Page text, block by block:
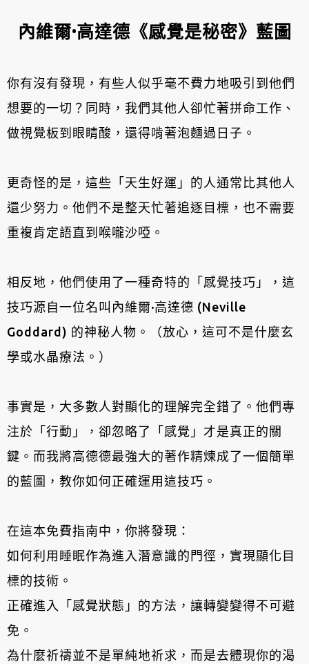
內維爾·高達德《感覺是秘密》藍圖
你有沒有發現，有些人似乎毫不費力地吸引到他們
想要的一切？同時，我們其他人卻忙著拼命工作、
做視覺板到眼睛酸，還得啃著泡麵過日子。
更奇怪的是，這些「天生好運」的人通常比其他人
還少努力。他們不是整天忙著追逐目標，也不需要
重複肯定語直到喉嚨沙啞。
相反地，他們使用了一種奇特的「感覺技巧」，這
技巧源自一位名叫內維爾·高達德 (Neville
Goddard) 的神秘人物。（放心，這可不是什麼玄
學或水晶療法。）
事實是，大多數人對顯化的理解完全錯了。他們專
注於「行動」，卻忽略了「感覺」才是真正的關
鍵。而我將高德德最強大的著作精煉成了一個簡單
的藍圖，教你如何正確運用這技巧。
在這本免費指南中，你將發現：
如何利用睡眠作為進入潛意識的門徑，實現顯化目
標的技術。
正確進入「感覺狀態」的方法，讓轉變變得不可避
免。
為什麼祈禱並不是單純地祈求，而是去體現你的渴